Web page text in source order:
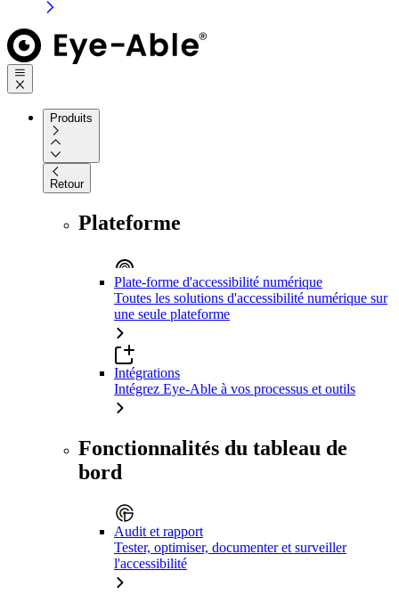
Produits
Retour
Plateforme
Plate-forme d'accessibilité numérique
Toutes les solutions d'accessibilité numérique sur
une seule plateforme
Intégrations
Intégrez Eye-Able à vos processus et outils
Fonctionnalités du tableau de
bord
Audit et rapport
Tester, optimiser, documenter et surveiller
l'accessibilité